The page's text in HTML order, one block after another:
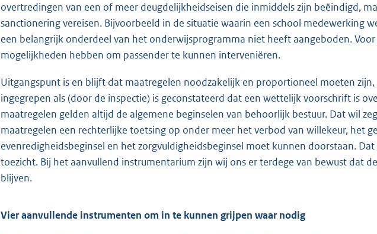
overtredingen van een of meer deugdelijkheidseisen die inmiddels zijn beëindigd,
sanctionering vereisen. Bijvoorbeeld in de situatie waarin een school medewerking
een belangrijk onderdeel van het onderwijsprogramma niet heeft aangeboden.
mogelijkheden hebben om passender te kunnen interveniëren.
Uitgangspunt is en blijft dat maatregelen noodzakelijk en proportioneel moeten
ingegrepen als (door de inspectie) is geconstateerd dat een wettelijk voorschrift is
maatregelen gelden altijd de algemene beginselen van behoorlijk bestuur. Dat wil
maatregelen een rechterlijke toetsing op onder meer het verbod van willekeur, het
evenredigheidsbeginsel en het zorgvuldigheidsbeginsel moet kunnen doorstaan.
toezicht. Bij het aanvullend instrumentarium zijn wij ons er terdege van bewust dat
blijven.
Vier aanvullende instrumenten om in te kunnen grijpen waar nodig